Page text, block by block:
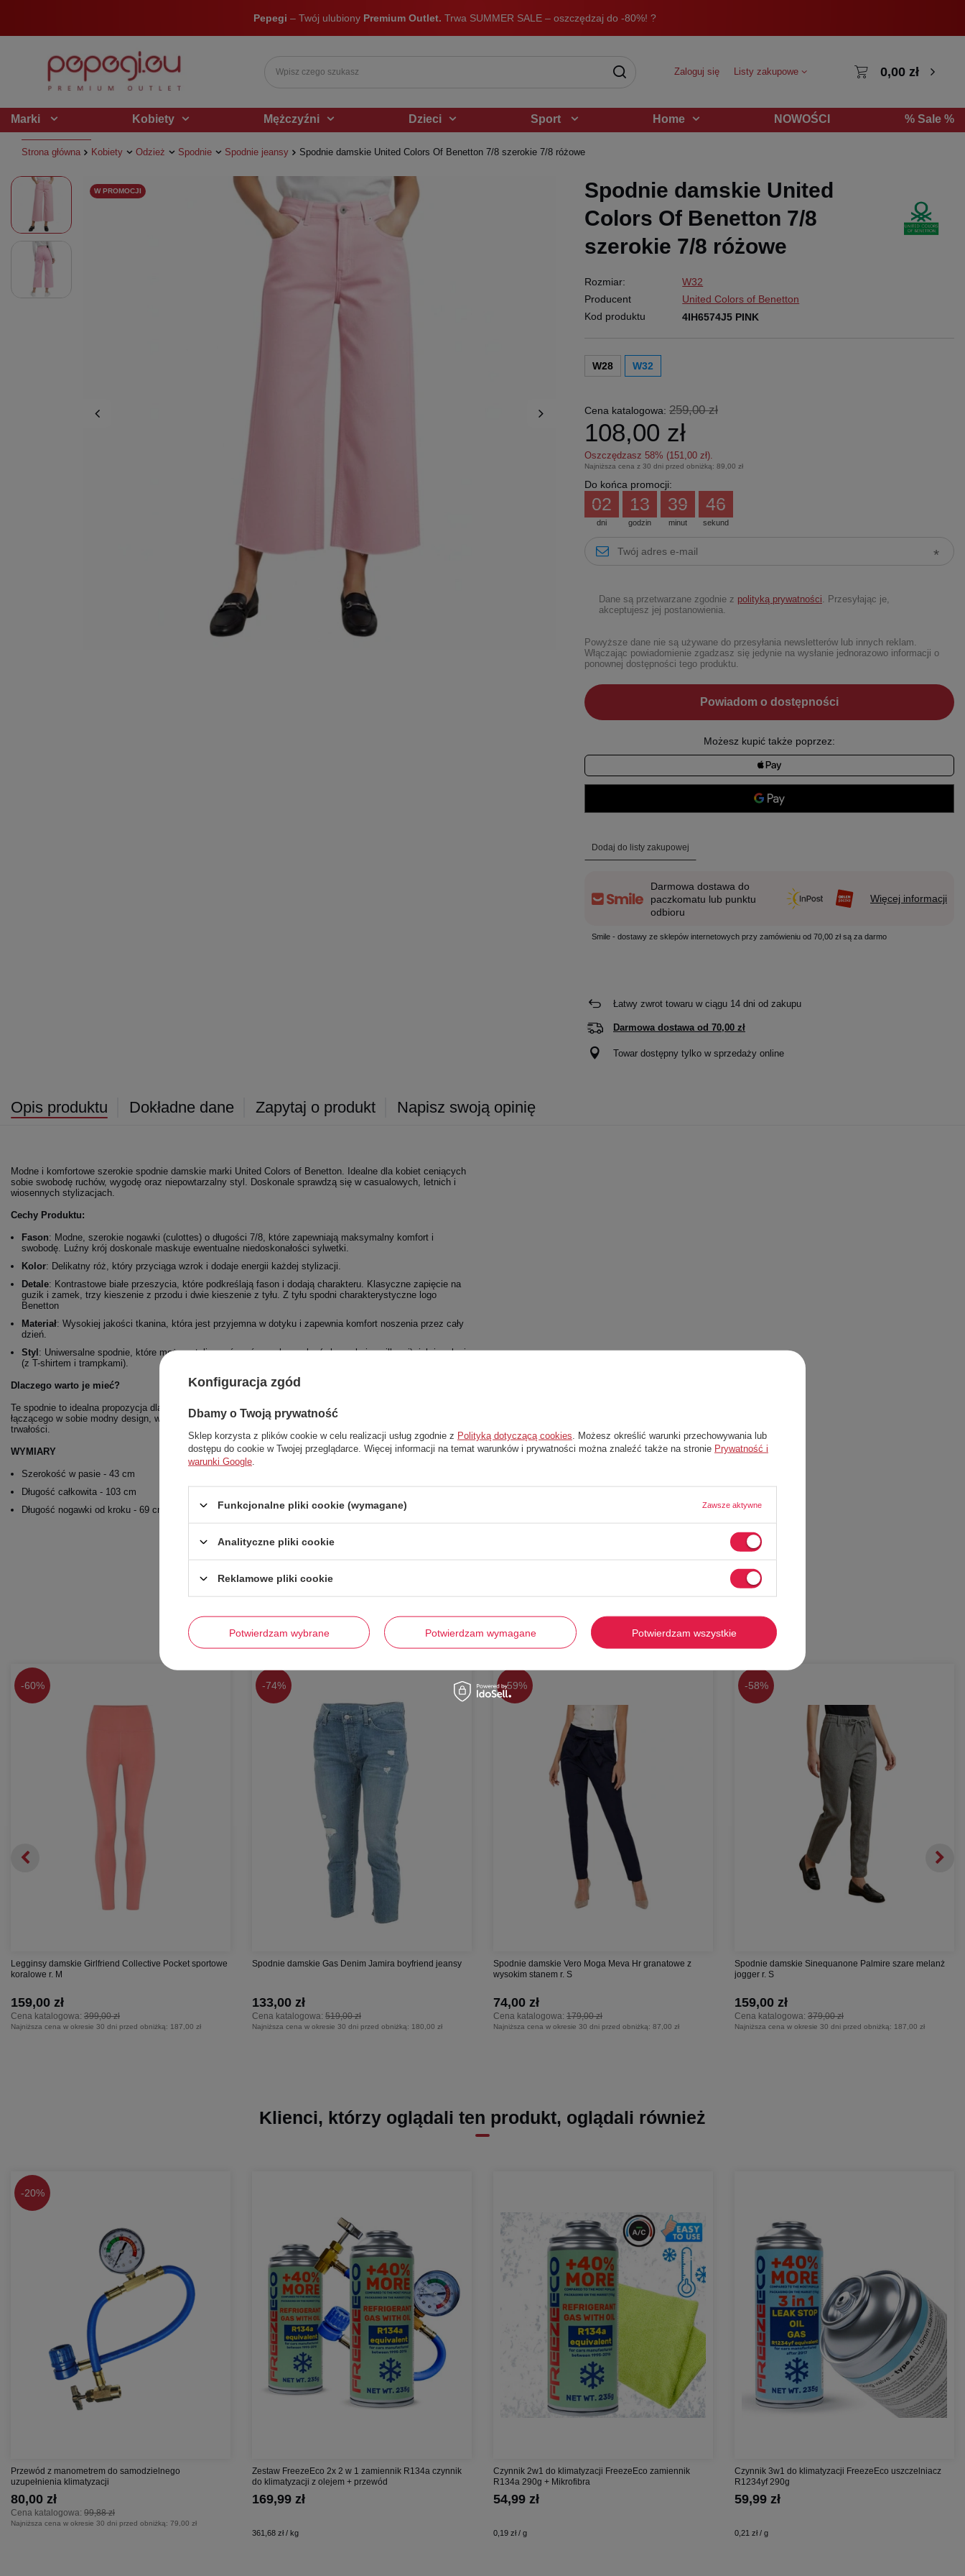
Pepegi – Twój ulubiony Premium Outlet. Trwa SUMMER SALE – oszczędzaj do -80%! ?
Zaloguj się Listy zakupowe 0,00 zł
Marki Kobiety Mężczyźni Dzieci Sport Home NOWOŚCI % Sale %
Strona główna Kobiety Odzież Spodnie Spodnie jeansy Spodnie damskie United Colors Of Benetton 7/8 szerokie 7/8 różowe
W PROMOCJI
Spodnie damskie United
Colors Of Benetton 7/8
szerokie 7/8 różowe
Rozmiar:
W32
Producent
United Colors of Benetton
Kod produktu
4IH6574J5 PINK
W28 W32
Cena katalogowa: 259,00 zł
108,00 zł
Oszczędzasz 58% (151,00 zł).
Najniższa cena z 30 dni przed obniżką: 89,00 zł
Do końca promocji:
dni
02
godzin
13
minut
39
sekund
45
Dane są przetwarzane zgodnie z polityką prywatności. Przesyłając je,
akceptujesz jej postanowienia.
Powyższe dane nie są używane do przesyłania newsletterów lub innych reklam.
Włączając powiadomienie zgadzasz się jedynie na wysłanie jednorazowo informacji o
ponownej dostępności tego produktu.
Powiadom o dostępności
Możesz kupić także poprzez:
Dodaj do listy zakupowej
Darmowa dostawa do
paczkomatu lub punktu
odbioru
Więcej informacji
Smile - dostawy ze sklepów internetowych przy zamówieniu od 70,00 zł są za darmo
Łatwy zwrot towaru w ciągu 14dni od zakupu
Darmowa dostawa od 70,00 zł
Towar dostępny tylko w sprzedaży online
Opis produktu Dokładne dane Zapytaj o produkt Napisz swoją opinię
Modne i komfortowe szerokie spodnie damskie marki United Colors of Benetton. Idealne dla kobiet ceniących
sobie swobodę ruchów, wygodę oraz niepowtarzalny styl. Doskonale sprawdzą się w casualowych, letnich i
wiosennych stylizacjach.
Cechy Produktu:
Fason: Modne, szerokie nogawki (culottes) o długości 7/8, które zapewniają maksymalny komfort i
swobodę. Luźny krój doskonale maskuje ewentualne niedoskonałości sylwetki.
Kolor: Delikatny róż, który przyciąga wzrok i dodaje energii każdej stylizacji.
Detale: Kontrastowe białe przeszycia, które podkreślają fason i dodają charakteru. Klasyczne zapięcie na
guzik i zamek, trzy kieszenie z przodu i dwie kieszenie z tyłu. Z tyłu spodni charakterystyczne logo
Benetton
Materiał: Wysokiej jakości tkanina, która jest przyjemna w dotyku i zapewnia komfort noszenia przez cały
dzień.
Styl : Uniwersalne spodnie, które można stylizować zarówno elegancko (z koszulą i szpilkami), jak i na luzie
(z T-shirtem i trampkami).
Dlaczego warto je mieć?
Te spodnie to idealna propozycja dla kobiet, które szukają oryginalnego elementu do swojej garderoby,
łączącego w sobie modny design, wysoką jakość i niezrównany komfort. Benetton to gwarancja stylu i
trwałości.
WYMIARY
Szerokość w pasie - 43 cm
Długość całkowita - 103 cm
Długość nogawki od kroku - 69 cm
-60%
Legginsy damskie Girlfriend Collective Pocket sportowe
koralowe r. M
Cena katalogowa: 399,00 zł
159,00 zł
Najniższa cena w okresie 30 dni przed obniżką: 187,00 zł
-74%
Spodnie damskie Gas Denim Jamira boyfriend jeansy
Cena katalogowa: 519,00 zł
133,00 zł
Najniższa cena w okresie 30 dni przed obniżką: 180,00 zł
-59%
Spodnie damskie Vero Moga Meva Hr granatowe z
wysokim stanem r. S
Cena katalogowa: 179,00 zł
74,00 zł
Najniższa cena w okresie 30 dni przed obniżką: 87,00 zł
-58%
Spodnie damskie Sinequanone Palmire szare melanż
jogger r. S
Cena katalogowa: 379,00 zł
159,00 zł
Najniższa cena w okresie 30 dni przed obniżką: 187,00 zł
Klienci, którzy oglądali ten produkt, oglądali również
-20%
Przewód z manometrem do samodzielnego
uzupełnienia klimatyzacji
Cena katalogowa: 99,88 zł
80,00 zł
Najniższa cena w okresie 30 dni przed obniżką: 79,00 zł
Zestaw FreezeEco 2x 2 w 1 zamiennik R134a czynnik
do klimatyzacji z olejem + przewód
169,99 zł
361,68 zł / kg
Czynnik 2w1 do klimatyzacji FreezeEco zamiennik
R134a 290g + Mikrofibra
54,99 zł
0,19 zł / g
Czynnik 3w1 do klimatyzacji FreezeEco uszczelniacz
R1234yf 290g
59,99 zł
0,21 zł / g
Konfiguracja zgód
Dbamy o Twoją prywatność
Sklep korzysta z plików cookie w celu realizacji usług zgodnie z Polityką dotyczącą cookies . Możesz określić warunki przechowywania lub
dostępu do cookie w Twojej przeglądarce. Więcej informacji na temat warunków i prywatności można znaleźć także na stronie Prywatność i
warunki Google
Funkcjonalne pliki cookie (wymagane) Zawsze aktywne
Analityczne pliki cookie
Reklamowe pliki cookie
Potwierdzam wybrane Potwierdzam wymagane Potwierdzam wszystkie